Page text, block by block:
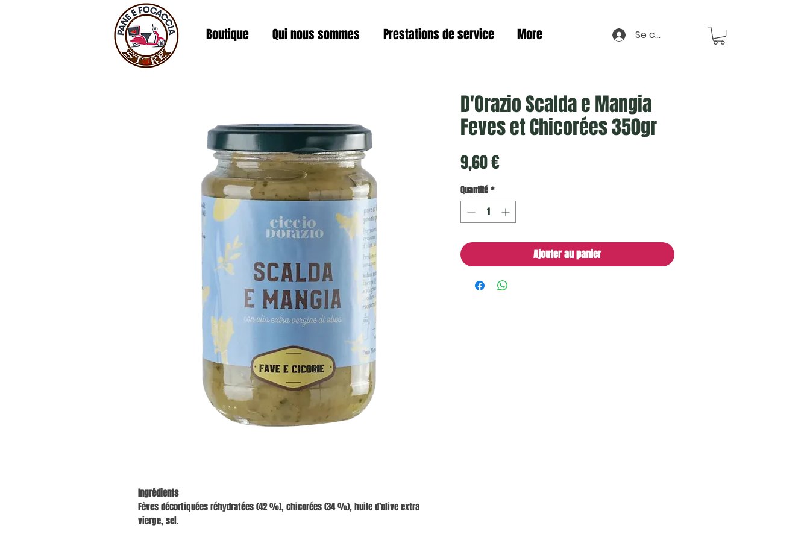
Boutique Qui nous sommes Prestations de service More Se connecter
Ingrédients
Fèves décortiquées réhydratées (42 %), chicorées (34 %), huile d’olive extra
vierge, sel.
D'Orazio Scalda e Mangia
Feves et Chicorées 350gr
9,60 €Prix
Quantité*
Ajouter au panier